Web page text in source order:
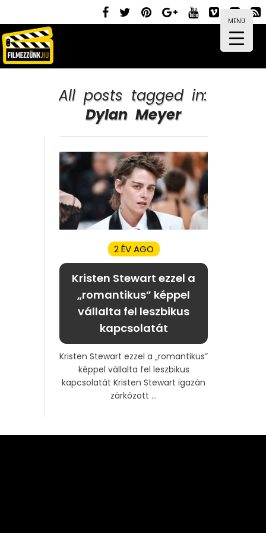
MENÜ
All posts tagged in:
Dylan Meyer
2 ÉV AGO
Kristen Stewart ezzel a
„romantikus” képpel
vállalta fel leszbikus
kapcsolatát
Kristen Stewart ezzel a „romantikus”
képpel vállalta fel leszbikus
kapcsolatát Kristen Stewart igazán
zárkózott ...